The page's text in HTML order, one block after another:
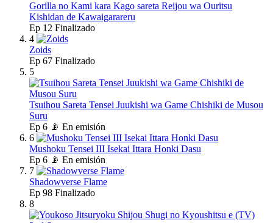
Gorilla no Kami kara Kago sareta Reijou wa Ouritsu
Kishidan de Kawaigarareru
Ep 12 Finalizado
4
Zoids
Ep 67 Finalizado
5
Tsuihou Sareta Tensei Juukishi wa Game Chishiki de Musou
Suru
Ep 6 📡 En emisión
6
Mushoku Tensei III Isekai Ittara Honki Dasu
Ep 6 📡 En emisión
7
Shadowverse Flame
Ep 98 Finalizado
8